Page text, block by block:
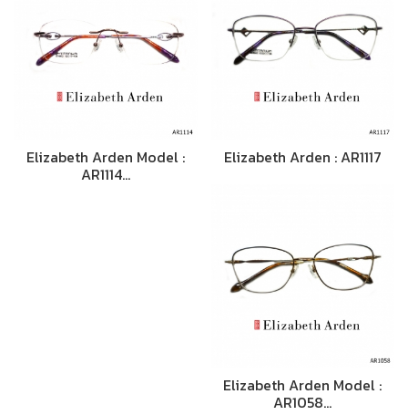
Elizabeth Arden Model :
AR1114…
Elizabeth Arden : AR1117
Elizabeth Arden Model :
AR1058…